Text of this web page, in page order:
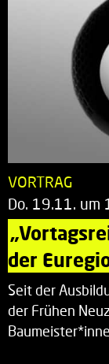
VORTRAG
Do. 19.11. um
der
Seit der
der Frühen